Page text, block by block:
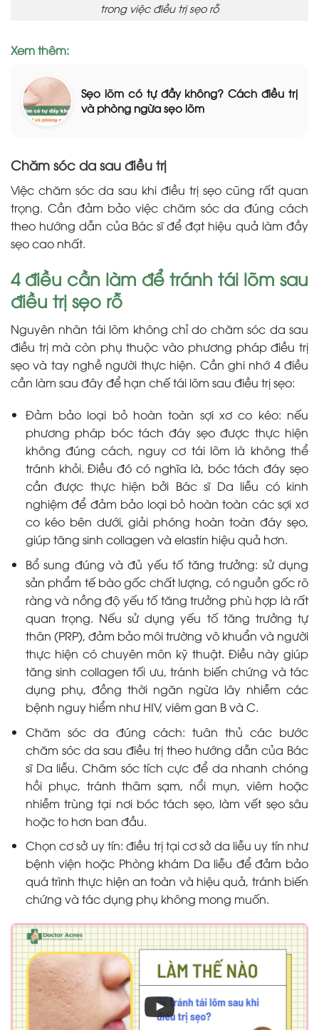
trong việc điều trị sẹo rỗ
Xem thêm:
Sẹo lõm có tự đầy không? Cách điều trị
và phòng ngừa sẹo lõm
Chăm sóc da sau điều trị
Việc chăm sóc da sau khi điều trị sẹo cũng rất quan
trọng. Cần đảm bảo việc chăm sóc da đúng cách
theo hướng dẫn của Bác sĩ để đạt hiệu quả làm đầy
sẹo cao nhất.
4 điều cần làm để tránh tái lõm sau
điều trị sẹo rỗ
Nguyên nhân tái lõm không chỉ do chăm sóc da sau
điều trị mà còn phụ thuộc vào phương pháp điều trị
sẹo và tay nghề người thực hiện. Cần ghi nhớ 4 điều
cần làm sau đây để hạn chế tái lõm sau điều trị sẹo:
Đảm bảo loại bỏ hoàn toàn sợi xơ co kéo: nếu
phương pháp bóc tách đáy sẹo được thực hiện
không đúng cách, nguy cơ tái lõm là không thể
tránh khỏi. Điều đó có nghĩa là, bóc tách đáy sẹo
cần được thực hiện bởi Bác sĩ Da liễu có kinh
nghiệm để đảm bảo loại bỏ hoàn toàn các sợi xơ
co kéo bên dưới, giải phóng hoàn toàn đáy sẹo,
giúp tăng sinh collagen và elastin hiệu quả hơn.
Bổ sung đúng và đủ yếu tố tăng trưởng: sử dụng
sản phẩm tế bào gốc chất lượng, có nguồn gốc rõ
ràng và nồng độ yếu tố tăng trưởng phù hợp là rất
quan trọng. Nếu sử dụng yếu tố tăng trưởng tự
thân (PRP), đảm bảo môi trường vô khuẩn và người
thực hiện có chuyên môn kỹ thuật. Điều này giúp
tăng sinh collagen tối ưu, tránh biến chứng và tác
dụng phụ, đồng thời ngăn ngừa lây nhiễm các
bệnh nguy hiểm như HIV, viêm gan B và C.
Chăm sóc da đúng cách: tuân thủ các bước
chăm sóc da sau điều trị theo hướng dẫn của Bác
sĩ Da liễu. Chăm sóc tích cực để da nhanh chóng
hồi phục, tránh thâm sạm, nổi mụn, viêm hoặc
nhiễm trùng tại nơi bóc tách sẹo, làm vết sẹo sâu
hoặc to hơn ban đầu.
Chọn cơ sở uy tín: điều trị tại cơ sở da liễu uy tín như
bệnh viện hoặc Phòng khám Da liễu để đảm bảo
quá trình thực hiện an toàn và hiệu quả, tránh biến
chứng và tác dụng phụ không mong muốn.